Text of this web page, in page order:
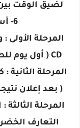
لضيق الوقت بين
6- أسلوب سحب الملفات :
المرحلة الأولى :
CD ( أول يوم للطالب بالكلية مع إختبار السمات ) .
المرحلة
( بعد إعلان
المرحلة